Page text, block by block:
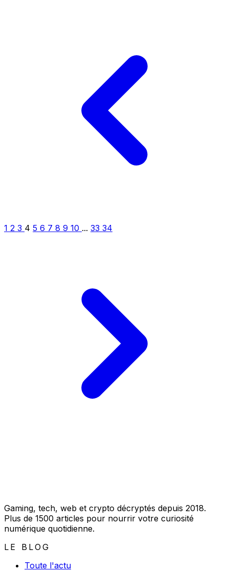
1 2 3 4 5 6 7 8 9 10 ... 33 34
Gaming, tech, web et crypto décryptés depuis 2018.
Plus de 1500 articles pour nourrir votre curiosité
numérique quotidienne.
LE BLOG
Toute l'actu